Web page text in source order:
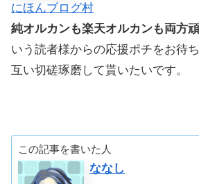
にほんブログ村
純オルカンも楽天オルカンも両方
いう読者様からの応援ポチをお待
互い切磋琢磨して貰いたいです。
この記事を書いた人
ななし